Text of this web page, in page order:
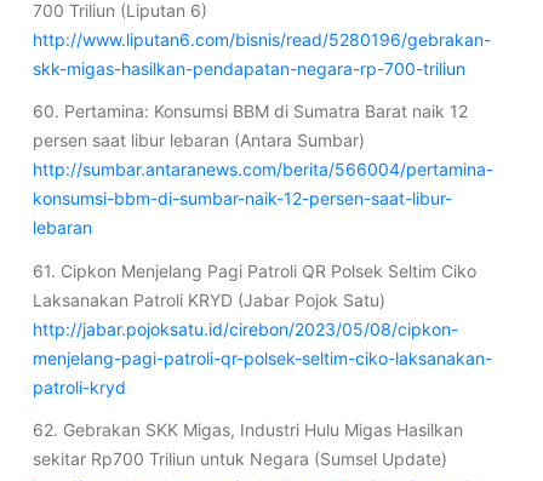
700 Triliun (Liputan 6)
http://www.liputan6.com/bisnis/read/5280196/gebrakan-
skk-migas-hasilkan-pendapatan-negara-rp-700-triliun
60. Pertamina: Konsumsi BBM di Sumatra Barat naik 12
persen saat libur lebaran (Antara Sumbar)
http://sumbar.antaranews.com/berita/566004/pertamina-
konsumsi-bbm-di-sumbar-naik-12-persen-saat-libur-
lebaran
61. Cipkon Menjelang Pagi Patroli QR Polsek Seltim Ciko
Laksanakan Patroli KRYD (Jabar Pojok Satu)
http://jabar.pojoksatu.id/cirebon/2023/05/08/cipkon-
menjelang-pagi-patroli-qr-polsek-seltim-ciko-laksanakan-
patroli-kryd
62. Gebrakan SKK Migas, Industri Hulu Migas Hasilkan
sekitar Rp700 Triliun untuk Negara (Sumsel Update)